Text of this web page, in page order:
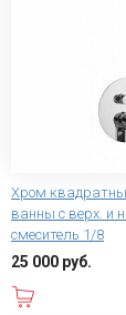
Хром
ванны с верх. и
смеситель 1/8
25 000 руб.